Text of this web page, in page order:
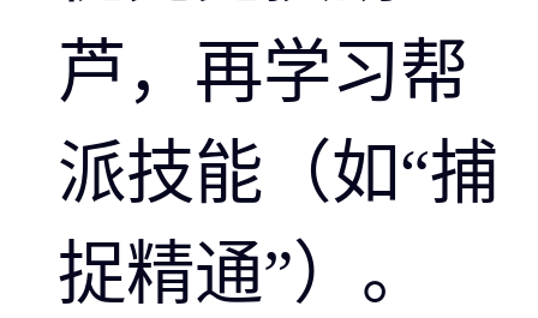
芦，再学习帮
派技能（如“捕
捉精通”）。